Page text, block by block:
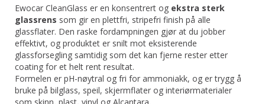
Ewocar CleanGlass er en konsentrert og ekstra sterk
glassrens som gir en plettfri, stripefri finish på alle
glassflater. Den raske fordampningen gjør at du jobber
effektivt, og produktet er snilt mot eksisterende
glassforsegling samtidig som det kan fjerne rester etter
coating for et helt rent resultat.
Formelen er pH-nøytral og fri for ammoniakk, og er trygg å
bruke på bilglass, speil, skjermflater og interiørmaterialer